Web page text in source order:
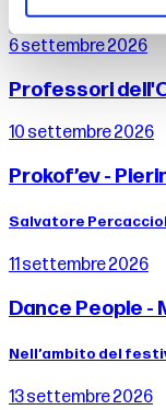
6 settembre 2026
Professori
10 settembre 2026
Prokof’ev -
Salvatore
11 settembre 2026
Dance People -
Nell’ambito del
13 settembre 2026